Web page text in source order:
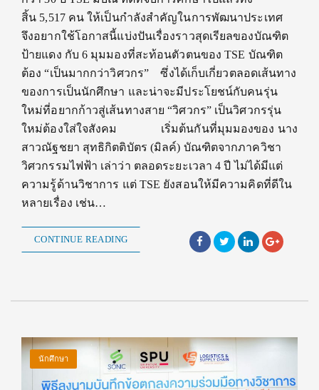
สิ้น 5,517 คน ให้เป็นกำลังสำคัญในการพัฒนาประเทศ
จึงอยากใช้โอกาสนี้แบ่งปันเรื่องราวสุดเรียลของบัณฑิต
ป้ายแดง กับ 6 มุมมองที่สะท้อนตัวตนของ TSE บัณฑิต
ต้อง “เป็นมากกว่าวิศวกร” ซึ่งได้เก็บเกี่ยวตลอดเส้นทาง
ของการเป็นนักศึกษา และน่าจะมีประโยชน์กับคนรุ่น
ใหม่ที่อยากก้าวสู่เส้นทางสาย “วิศวกร” เป็นวิศวกรรุ่น
ใหม่ต้องใส่ใจสังคม เริ่มต้นกันที่มุมมองของ นาง
สาวณัฐชยา สุทธิกิตติบัตร (มิลค์) บัณฑิตจากภาควิชา
วิศวกรรมไฟฟ้า เล่าว่า ตลอดระยะเวลา 4 ปี ไม่ได้มีแต่
ความรู้ด้านวิชาการ แต่ TSE ยังสอนให้มีความคิดที่ดีใน
หลายเรื่อง เช่น…
CONTINUE READING
นักศึกษา